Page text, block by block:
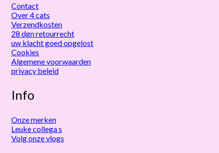
Contact
Over 4 cats
Verzendkosten
28 dgn retourrecht
uw klacht goed opgelost
Cookies
Algemene voorwaarden
privacy beleid
Info
Onze merken
Leuke collega s
Volg onze vlogs